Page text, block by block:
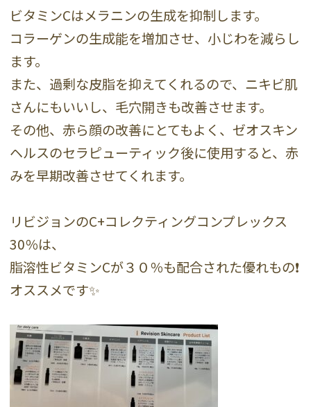
ビタミンCはメラニンの生成を抑制します。
コラーゲンの生成能を増加させ、小じわを減らし
ます。
また、過剰な皮脂を抑えてくれるので、ニキビ肌
さんにもいいし、毛穴開きも改善させます。
その他、赤ら顔の改善にとてもよく、ゼオスキン
ヘルスのセラピューティック後に使用すると、赤
みを早期改善させてくれます。
リビジョンのC+コレクティングコンプレックス
30％は、
脂溶性ビタミンCが３０％も配合された優れもの❗️
オススメです✨